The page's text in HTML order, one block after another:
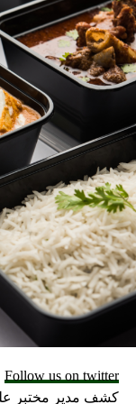
طبية خطيرة على
يتعداه إلى النطاق
“الأنثوي”. وذلك
من فرد إلى فرد.
لتستوسترين ليس
الذكور من
تستوستيرون
هرمون تستوستيرون
ما
14 في المائة من
للرياضيات. كما أن
التستوستيرون
سيتعين عليهن
لخضوع المرأة
مخاطر الآثار
Follow us on twitter
كشف مدير مختبر